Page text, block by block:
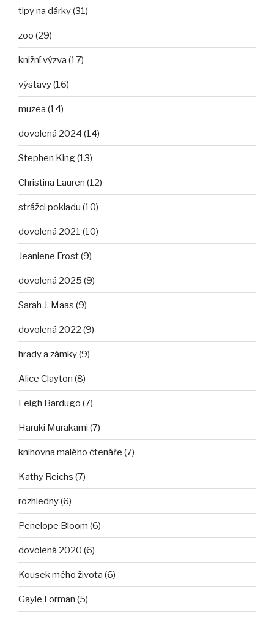
tipy na dárky (31)
zoo (29)
knižní výzva (17)
výstavy (16)
muzea (14)
dovolená 2024 (14)
Stephen King (13)
Christina Lauren (12)
strážci pokladu (10)
dovolená 2021 (10)
Jeaniene Frost (9)
dovolená 2025 (9)
Sarah J. Maas (9)
dovolená 2022 (9)
hrady a zámky (9)
Alice Clayton (8)
Leigh Bardugo (7)
Haruki Murakami (7)
knihovna malého čtenáře (7)
Kathy Reichs (7)
rozhledny (6)
Penelope Bloom (6)
dovolená 2020 (6)
Kousek mého života (6)
Gayle Forman (5)